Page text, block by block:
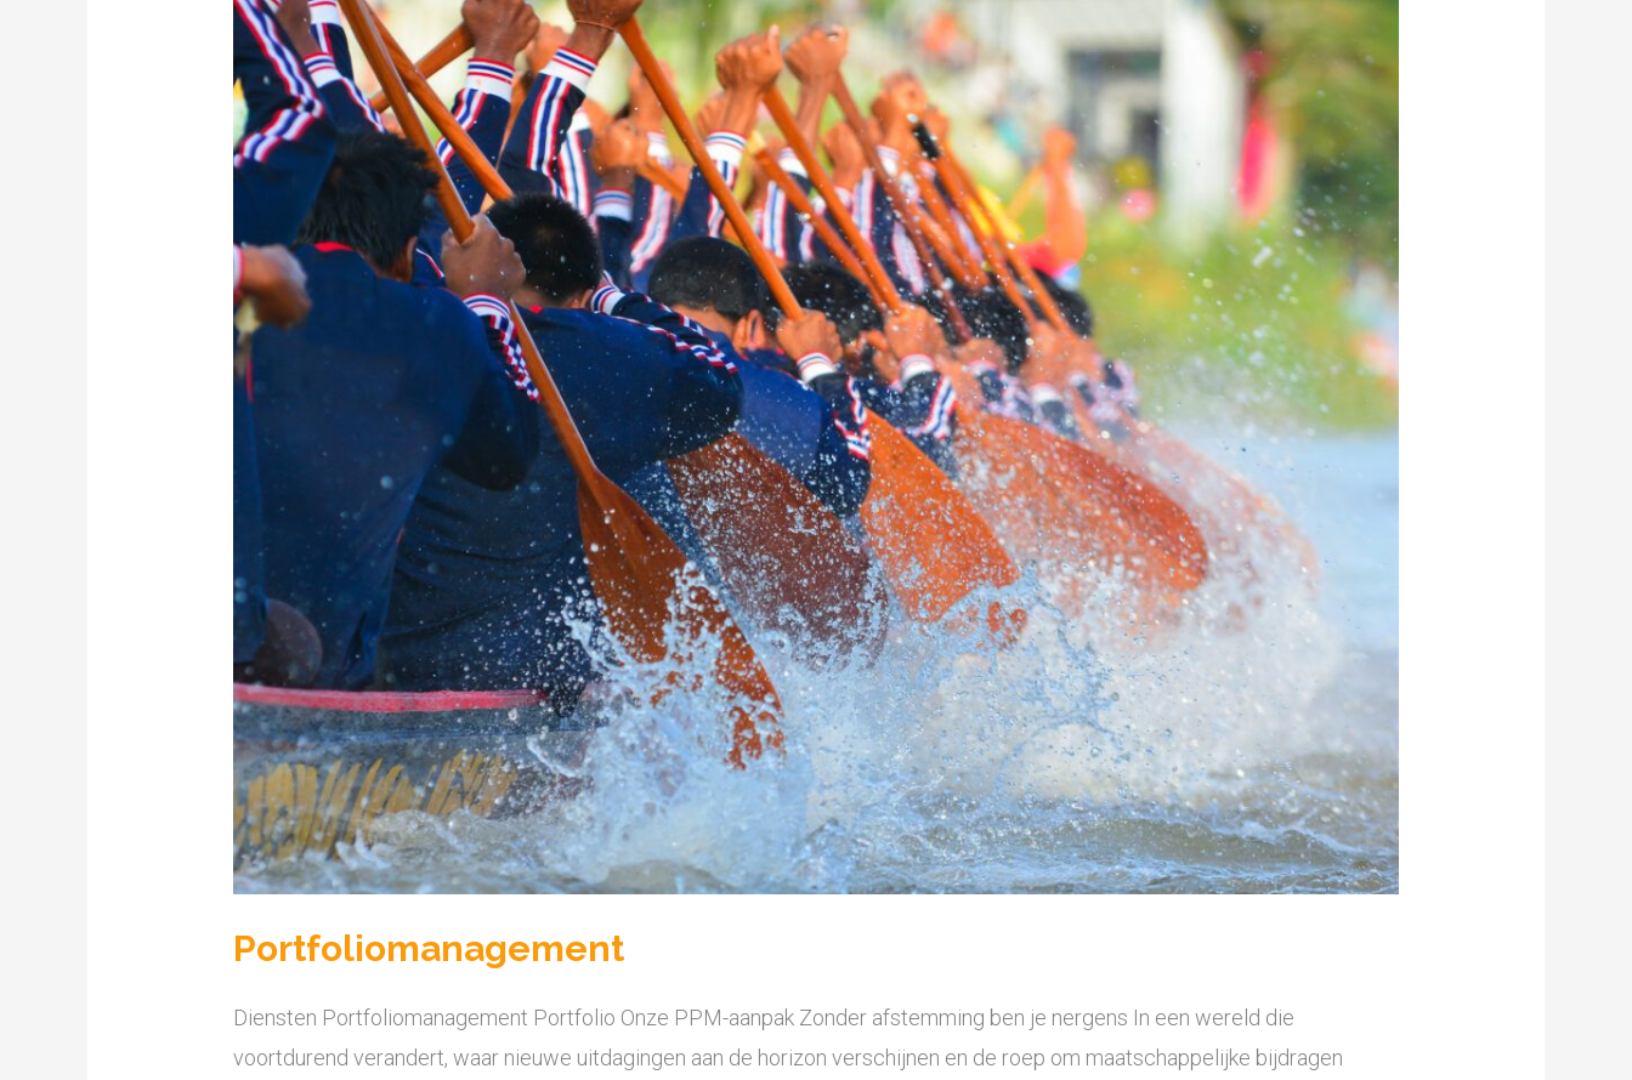
Portfoliomanagement
Diensten Portfoliomanagement Portfolio Onze PPM-aanpak Zonder afstemming ben je nergens In een wereld die
voortdurend verandert, waar nieuwe uitdagingen aan de horizon verschijnen en de roep om maatschappelijke bijdragen